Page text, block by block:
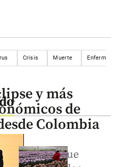
Crisis Muerte
y más
de
Colombia
lunar que